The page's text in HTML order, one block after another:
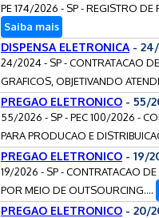
PE 174/2026 - SP - REGISTRO DE
Saiba mais
DISPENSA ELETRONICA -
24/2024 - SP - CONTRATACAO
GRAFICOS, OBJETIVANDO
PREGAO ELETRONICO - 55/
55/2026 - SP - PEC 100/2026 -
PARA PRODUCAO E
PREGAO ELETRONICO - 19/
19/2026 - SP - CONTRATACAO
POR MEIO DE OUTSOURCING....
PREGAO ELETRONICO - 20/